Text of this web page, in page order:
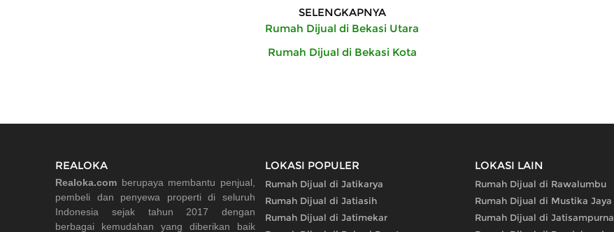
SELENGKAPNYA
Rumah Dijual di Bekasi Utara
Rumah Dijual di Bekasi Kota
REALOKA
Realoka.com berupaya membantu penjual,
pembeli dan penyewa properti di seluruh
Indonesia sejak tahun 2017 dengan
berbagai kemudahan yang diberikan baik
LOKASI POPULER
Rumah Dijual di Jatikarya
Rumah Dijual di Jatiasih
Rumah Dijual di Jatimekar
LOKASI LAIN
Rumah Dijual di Rawalumbu
Rumah Dijual di Mustika Jaya
Rumah Dijual di Jatisampurna